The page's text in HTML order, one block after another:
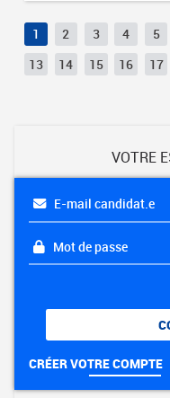
1 2 3 4 5
13
14 15 16 17
VOTRE
E-mail candidat.e
Mot de passe
CRÉER VOTRE COMPTE